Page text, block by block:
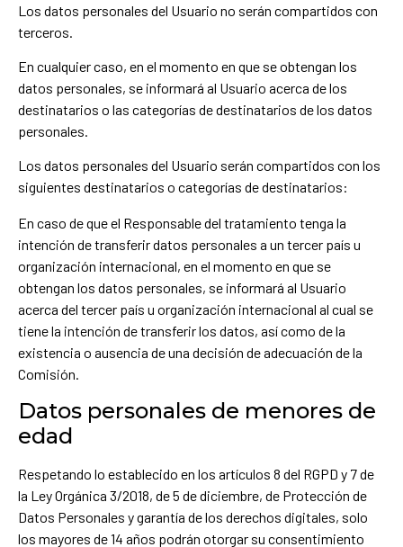
Los datos personales del Usuario no serán compartidos con
terceros.
En cualquier caso, en el momento en que se obtengan los
datos personales, se informará al Usuario acerca de los
destinatarios o las categorías de destinatarios de los datos
personales.
Los datos personales del Usuario serán compartidos con los
siguientes destinatarios o categorías de destinatarios:
En caso de que el Responsable del tratamiento tenga la
intención de transferir datos personales a un tercer país u
organización internacional, en el momento en que se
obtengan los datos personales, se informará al Usuario
acerca del tercer país u organización internacional al cual se
tiene la intención de transferir los datos, así como de la
existencia o ausencia de una decisión de adecuación de la
Comisión.
Datos personales de menores de
edad
Respetando lo establecido en los artículos 8 del RGPD y 7 de
la Ley Orgánica 3/2018, de 5 de diciembre, de Protección de
Datos Personales y garantía de los derechos digitales, solo
los mayores de 14 años podrán otorgar su consentimiento